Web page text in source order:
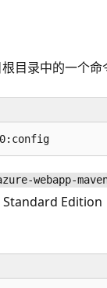
目录中的一个命
webapp-
Edition